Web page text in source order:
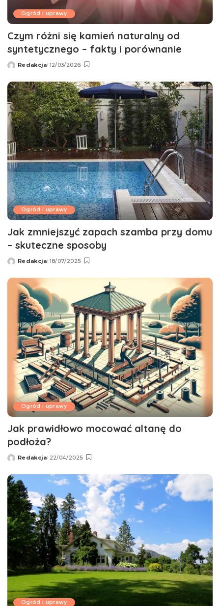
Ogród i uprawy
Czym różni się kamień naturalny od
syntetycznego – fakty i porównanie
Wysłany
Redakcja 12/03/2026
Ogród i uprawy
Jak zmniejszyć zapach szamba przy domu
– skuteczne sposoby
Wysłany
Redakcja 18/07/2025
Ogród i uprawy
Jak prawidłowo mocować altanę do
podłoża?
Wysłany
Redakcja 22/04/2025
Ogród i uprawy